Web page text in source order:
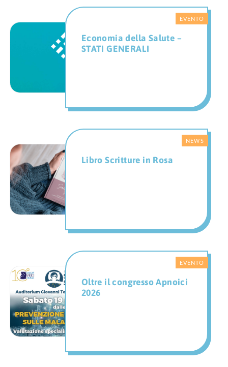
Economia della Salute –
STATI GENERALI
Libro Scritture in Rosa
Oltre il congresso Apnoici
2026